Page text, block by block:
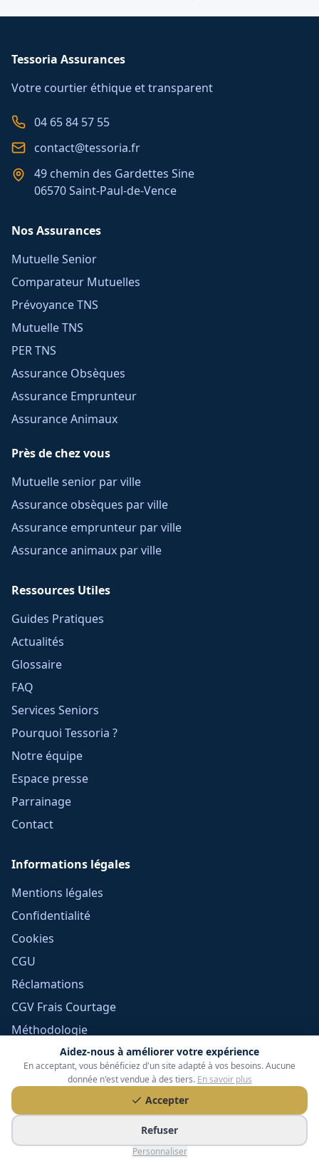
Aidez-nous à améliorer votre expérience
En acceptant, vous bénéficiez d'un site adapté à vos besoins. Aucune
donnée n'est vendue à des tiers. En savoir plus
Accepter
Refuser
Personnaliser
Tessoria Assurances
Votre courtier éthique et transparent
04 65 84 57 55
contact@tessoria.fr
49 chemin des Gardettes Sine
06570 Saint-Paul-de-Vence
Nos Assurances
Mutuelle Senior
Comparateur Mutuelles
Prévoyance TNS
Mutuelle TNS
PER TNS
Assurance Obsèques
Assurance Emprunteur
Assurance Animaux
Près de chez vous
Mutuelle senior par ville
Assurance obsèques par ville
Assurance emprunteur par ville
Assurance animaux par ville
Ressources Utiles
Guides Pratiques
Actualités
Glossaire
FAQ
Services Seniors
Pourquoi Tessoria ?
Notre équipe
Espace presse
Parrainage
Contact
Informations légales
Mentions légales
Confidentialité
Cookies
CGU
Réclamations
CGV Frais Courtage
Méthodologie
Devoir de conseil
Politique éditoriale
Gérer mes cookies